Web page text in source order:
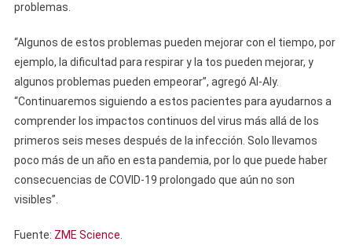
problemas.
“Algunos de estos problemas pueden mejorar con el tiempo, por
ejemplo, la dificultad para respirar y la tos pueden mejorar, y
algunos problemas pueden empeorar”, agregó Al-Aly.
“Continuaremos siguiendo a estos pacientes para ayudarnos a
comprender los impactos continuos del virus más allá de los
primeros seis meses después de la infección. Solo llevamos
poco más de un año en esta pandemia, por lo que puede haber
consecuencias de COVID-19 prolongado que aún no son
visibles”.
Fuente: ZME Science